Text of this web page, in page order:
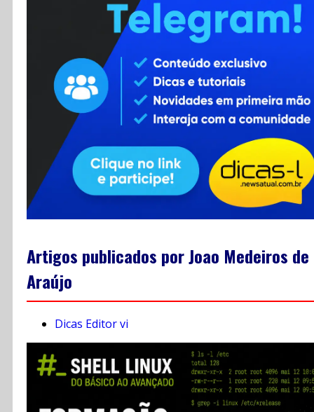
Contato
RSS
Artigos publicados por Joao Medeiros de
Araújo
Dicas Editor vi